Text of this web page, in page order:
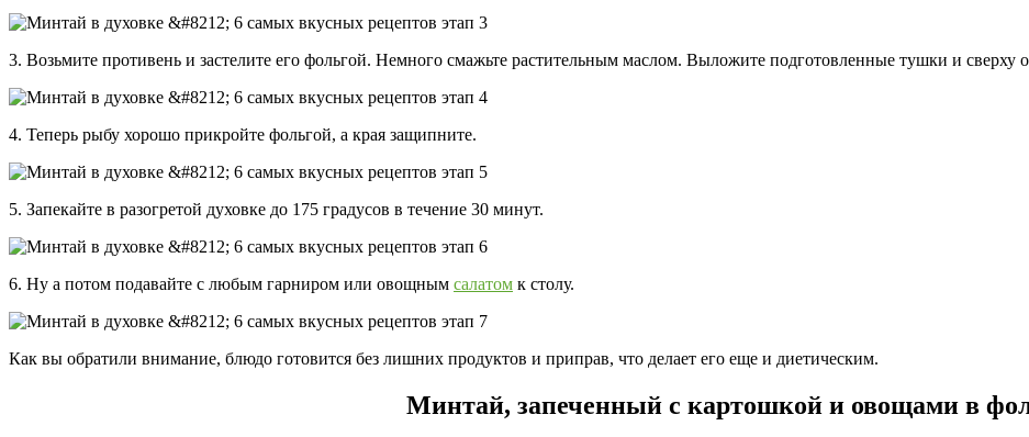
3. Возьмите противень и застелите его фольгой. Немного смажьте растительным маслом. Выложите подготовленные тушки и
4. Теперь рыбу хорошо прикройте фольгой, а края защипните.
5. Запекайте в разогретой духовке до 175 градусов в течение 30 минут.
6. Ну а потом подавайте с любым гарниром или овощным салатом к столу.
Как вы обратили внимание, блюдо готовится без лишних продуктов и приправ, что делает его еще и диетическим.
Минтай, запеченный с картошкой и овощами в